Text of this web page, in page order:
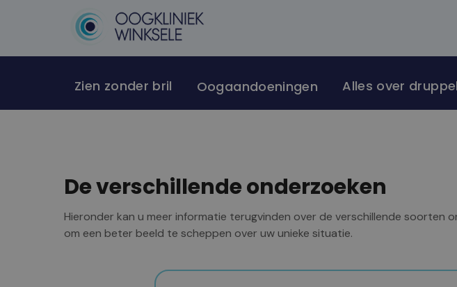
Zien zonder bril Oogaandoeningen Alles over
De verschillende onderzoeken
Hieronder kan u meer informatie terugvinden over de verschillende soorten
om een beter beeld te scheppen over uw unieke situatie.